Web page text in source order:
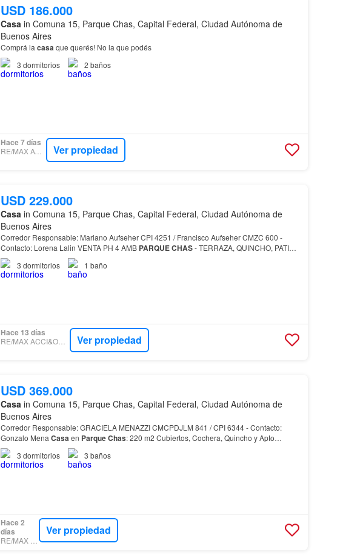
USD 186.000
Casa in Comuna 15, Parque Chas, Capital Federal, Ciudad Autónoma de
Buenos Aires
Comprá la casaque querés! No la que podés
3 dormitorios 2 baños
Hace 7 días
RE/MAX AYRES Ver propiedad
USD 229.000
Casa in Comuna 15, Parque Chas, Capital Federal, Ciudad Autónoma de
Buenos Aires
Corredor Responsable: Mariano Aufseher CPI 4251 / Francisco Aufseher CMZC 600 -
Contacto: Lorena Lalin VENTA PH 4 AMB PARQUECHAS- TERRAZA, QUINCHO, PATIO,
PARRILLA, BALCÓN Venta PH
3 dormitorios 1 baño
Hace 13 días
RE/MAX ACCI&OACUTE;N Ver propiedad
USD 369.000
Casa in Comuna 15, Parque Chas, Capital Federal, Ciudad Autónoma de
Buenos Aires
Corredor Responsable: GRACIELA MENAZZI CMCPDJLM 841 / CPI 6344 - Contacto:
Gonzalo Mena Casaen ParqueChas: 220 m2 Cubiertos, Cochera, Quincho y Apto
Comprá la
que querés! No la que podés…
3 dormitorios 3 baños
Hace 2
días
Ver propiedad